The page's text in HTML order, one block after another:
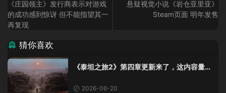
《庄园领主》发行商表示对游戏
的成功感到惊讶 但不能指望其一
再复现
悬疑视觉小说《岩仓亚里亚》
Steam页面 明年发售
猜你喜欢
《泰坦之旅2》第四章更新来了，这内容量感
2026-06-20